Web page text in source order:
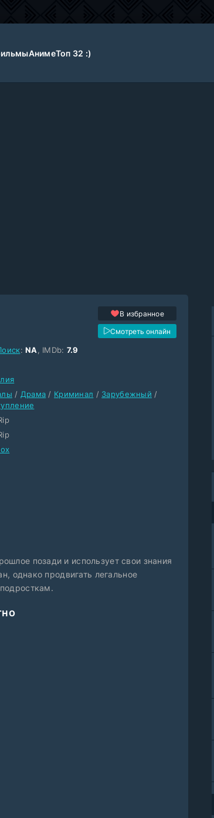
АнимеТоп 32 :)
В избранное
Смотреть онлайн
:NA , IMDb: 7.9
/ Драма / Криминал / Зарубежный /
позади и использует свои знания
однако продвигать легальное